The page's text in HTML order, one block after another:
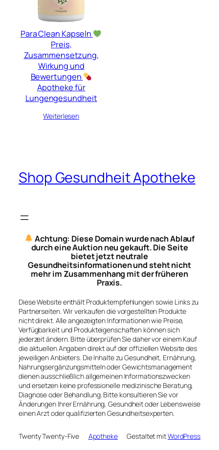
Para Clean Kapseln
Preis,
Zusammensetzung,
Wirkung und
Bewertungen
Apotheke für
Lungengesundheit
Weiterlesen
Shop Gesundheit Apotheke
Achtung: Diese Domain wurde nach Ablauf
durch eine Auktion neu gekauft. Die Seite
bietet jetzt neutrale
Gesundheitsinformationen und steht nicht
mehr im Zusammenhang mit der früheren
Praxis.
Diese Website enthält Produktempfehlungen sowie Links zu
Partnerseiten. Wir verkaufen die vorgestellten Produkte
nicht direkt. Alle angezeigten Informationen wie Preise,
Verfügbarkeit und Produkteigenschaften können sich
jederzeit ändern. Bitte überprüfen Sie daher vor einem Kauf
die aktuellen Angaben direkt auf der offiziellen Website des
jeweiligen Anbieters. Die Inhalte zu Gesundheit, Ernährung,
Nahrungsergänzungsmitteln oder Gewichtsmanagement
dienen ausschließlich allgemeinen Informationszwecken
und ersetzen keine professionelle medizinische Beratung,
Diagnose oder Behandlung. Bitte konsultieren Sie vor
Änderungen Ihrer Ernährung, Gesundheit oder Lebensweise
einen Arzt oder qualifizierten Gesundheitsexperten.
Twenty Twenty-Five Apotheke Gestaltet mitWordPress